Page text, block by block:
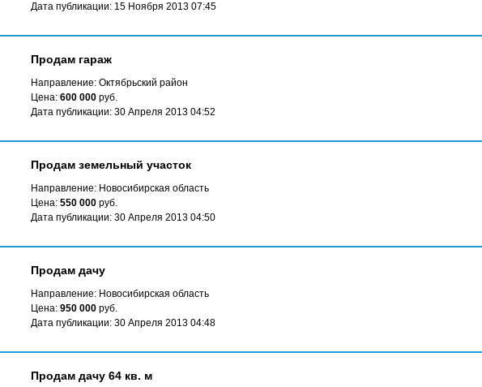
Дата публикации: 15 Ноября 2013 07:45
Продам гараж
Направление: Октябрьский район
Цена: 600 000 руб.
Дата публикации: 30 Апреля 2013 04:52
Продам земельный участок
Направление: Новосибирская область
Цена: 550 000 руб.
Дата публикации: 30 Апреля 2013 04:50
Продам дачу
Направление: Новосибирская область
Цена: 950 000 руб.
Дата публикации: 30 Апреля 2013 04:48
Продам дачу 64 кв. м